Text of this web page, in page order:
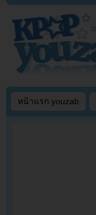
หน้าแรก youzab